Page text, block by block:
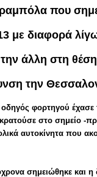
που
με διαφορά
άλλη στη θέση
την
φορτηγού έχασε
στο σημείο -
αυτοκίνητα που
σημειώθηκε και